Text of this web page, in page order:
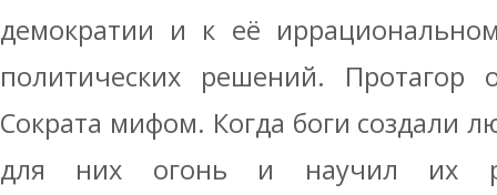
демократии и к её
политических решений. Протагор
Сократа мифом. Когда боги создали
для них огонь и научил их